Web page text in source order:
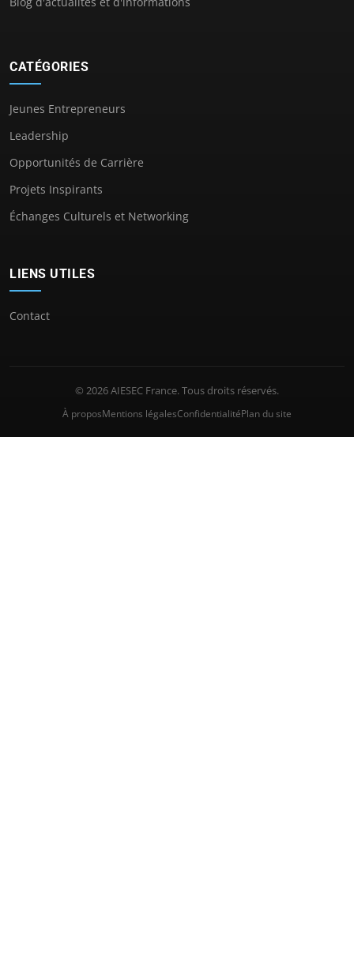
CATÉGORIES
Jeunes Entrepreneurs
Leadership
Opportunités de Carrière
Projets Inspirants
Échanges Culturels et Networking
LIENS UTILES
Contact
© 2026 AIESEC France. Tous droits réservés.
À proposMentions légalesConfidentialitéPlan du site